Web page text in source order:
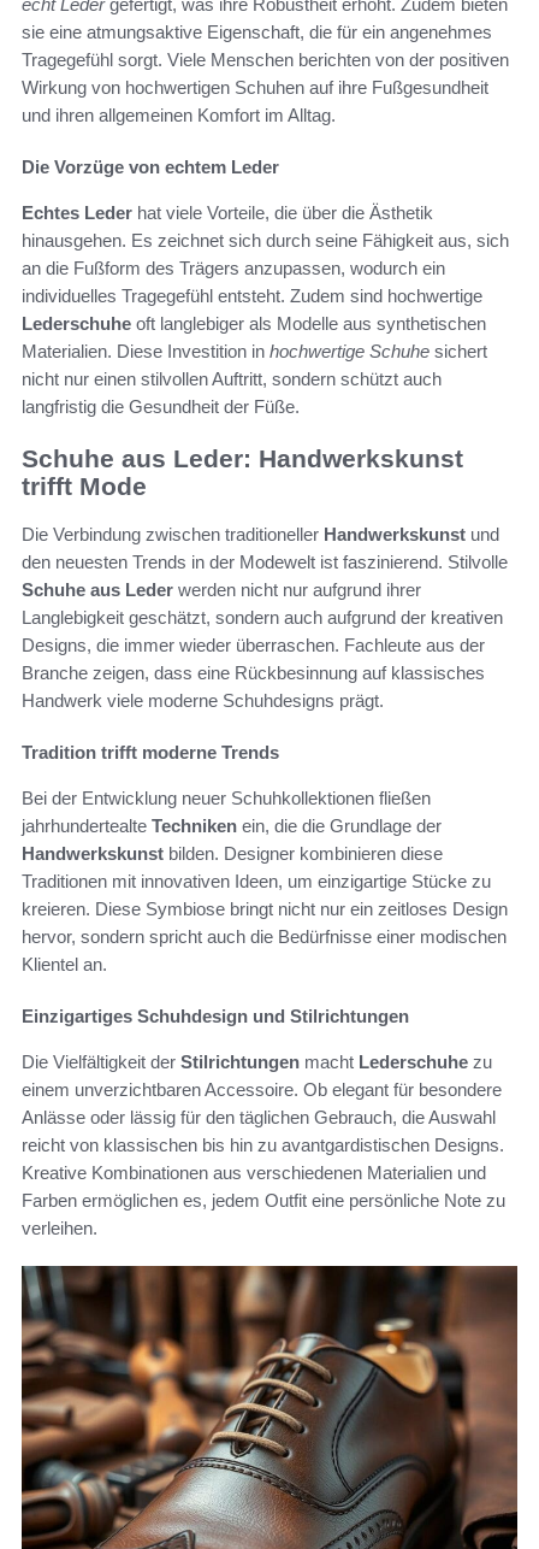
sie eine atmungsaktive Eigenschaft, die für ein angenehmes
Tragegefühl sorgt. Viele Menschen berichten von der positiven
Wirkung von hochwertigen Schuhen auf ihre Fußgesundheit
und ihren allgemeinen Komfort im Alltag.
Die Vorzüge von echtem Leder
Echtes Leder hat viele Vorteile, die über die Ästhetik
hinausgehen. Es zeichnet sich durch seine Fähigkeit aus, sich
an die Fußform des Trägers anzupassen, wodurch ein
individuelles Tragegefühl entsteht. Zudem sind hochwertige
Lederschuhe oft langlebiger als Modelle aus synthetischen
Materialien. Diese Investition in hochwertige Schuhe sichert
nicht nur einen stilvollen Auftritt, sondern schützt auch
langfristig die Gesundheit der Füße.
Schuhe aus Leder: Handwerkskunst
trifft Mode
Die Verbindung zwischen traditioneller Handwerkskunst und
den neuesten Trends in der Modewelt ist faszinierend. Stilvolle
Schuhe aus Leder werden nicht nur aufgrund ihrer
Langlebigkeit geschätzt, sondern auch aufgrund der kreativen
Designs, die immer wieder überraschen. Fachleute aus der
Branche zeigen, dass eine Rückbesinnung auf klassisches
Handwerk viele moderne Schuhdesigns prägt.
Tradition trifft moderne Trends
Bei der Entwicklung neuer Schuhkollektionen fließen
jahrhundertealte Techniken ein, die die Grundlage der
Handwerkskunst bilden. Designer kombinieren diese
Traditionen mit innovativen Ideen, um einzigartige Stücke zu
kreieren. Diese Symbiose bringt nicht nur ein zeitloses Design
hervor, sondern spricht auch die Bedürfnisse einer modischen
Klientel an.
Einzigartiges Schuhdesign und Stilrichtungen
Die Vielfältigkeit der Stilrichtungen macht Lederschuhe zu
einem unverzichtbaren Accessoire. Ob elegant für besondere
Anlässe oder lässig für den täglichen Gebrauch, die Auswahl
reicht von klassischen bis hin zu avantgardistischen Designs.
Kreative Kombinationen aus verschiedenen Materialien und
Farben ermöglichen es, jedem Outfit eine persönliche Note zu
verleihen.